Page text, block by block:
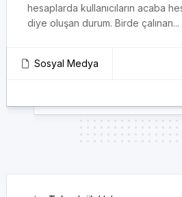
hesaplarda kullanıcıların acaba
diye oluşan durum. Birde çalınan...
Sosyal Medya